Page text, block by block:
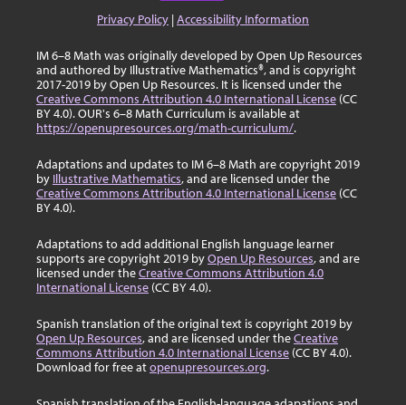
Privacy Policy |Accessibility Information
IM 6–8 Math was originally developed by Open Up Resources
and authored by Illustrative Mathematics®, and is copyright
2017-2019 by Open Up Resources. It is licensed under the
Creative Commons Attribution 4.0 International License (CC
BY 4.0). OUR's 6–8 Math Curriculum is available at
https://openupresources.org/math-curriculum/.
Adaptations and updates to IM 6–8 Math are copyright 2019
by Illustrative Mathematics, and are licensed under the
Creative Commons Attribution 4.0 International License (CC
BY 4.0).
Adaptations to add additional English language learner
supports are copyright 2019 byOpen Up Resources, and are
licensed under theCreative Commons Attribution 4.0
International License (CC BY 4.0).
Spanish translation of the original text is copyright 2019 by
Open Up Resources, and are licensed under theCreative
Commons Attribution 4.0 International License (CC BY 4.0).
Download for free atopenupresources.org.